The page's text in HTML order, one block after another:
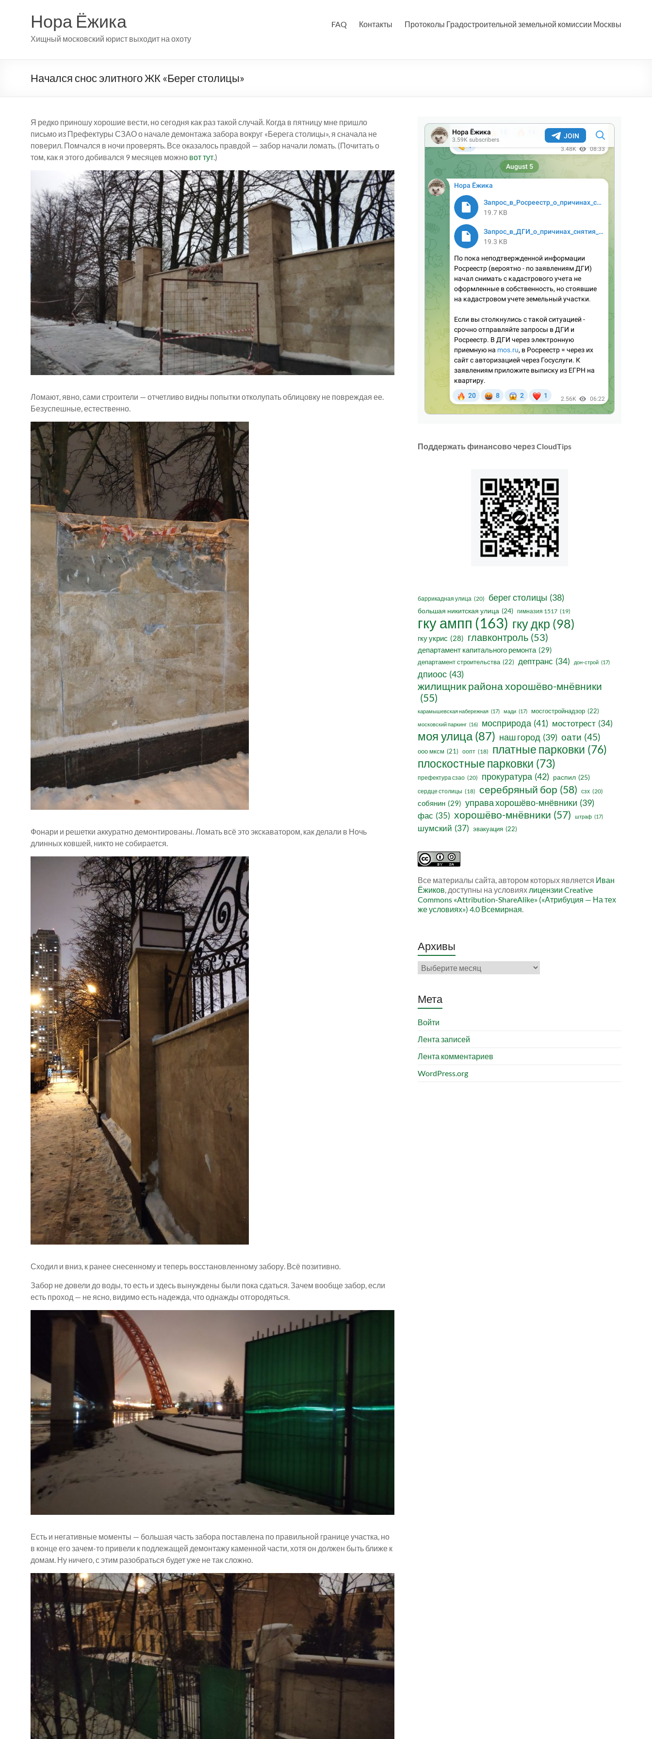
содержимомуНора Ёжика
Хищный московский юрист выходит на охоту
FAQ Контакты Протоколы Градостроительной земельной комиссии Москвы
Начался снос элитного ЖК «Берег столицы»
Я редко приношу хорошие вести, но сегодня как раз такой случай. Когда в пятницу мне пришло
письмо из Префектуры СЗАО о начале демонтажа забора вокруг «Берега столицы», я сначала не
поверил. Помчался в ночи проверять. Все оказалось правдой — забор начали ломать. (Почитать о
том, как я этого добивался 9 месяцев можно вот тут.)
Ломают, явно, сами строители — отчетливо видны попытки отколупать облицовку не повреждая ее.
Безуспешные, естественно.
Фонари и решетки аккуратно демонтированы. Ломать всё это экскаватором, как делали в Ночь
длинных ковшей, никто не собирается.
Сходил и вниз, к ранее снесенному и теперь восстановленному забору. Всё позитивно.
Забор не довели до воды, то есть и здесь вынуждены были пока сдаться. Зачем вообще забор, если
есть проход — не ясно, видимо есть надежда, что однажды отгородяться.
Есть и негативные моменты — большая часть забора поставлена по правильной границе участка, но
в конце его зачем-то привели к подлежащей демонтажу каменной части, хотя он должен быть ближе к
домам. Ну ничего, с этим разобраться будет уже не так сложно.
Поддержать финансово через CloudTips
баррикадная улица (20) берег столицы (38)
большая никитская улица (24) гимназия 1517 (19)
гку ампп (163) гку дкр (98)
гку укрис (28) главконтроль (53)
департамент капитального ремонта (29)
департамент строительства (22) дептранс (34) дон-строй (17)
дпиоос (43)
жилищник района хорошёво-мнёвники
(55)
карамышевская набережная (17) мади (17) мосгостройнадзор (22)
московский паркинг (16) мосприрода (41) мостотрест (34)
моя улица (87) наш город (39) оати (45)
ооо мксм (21) оопт (18) платные парковки (76)
плоскостные парковки (73)
префектура сзао (20) прокуратура (42) распил (25)
сердце столицы (18) серебряный бор (58) сзх (20)
собянин (29) управа хорошёво-мнёвники (39)
фас (35) хорошёво-мнёвники (57) штраф (17)
шумский (37) эвакуация (22)
Все материалы сайта, автором которых является Иван
Ёжиков, доступны на условиях лицензии Creative
Commons «Attribution-ShareAlike» («Атрибуция — На тех
же условиях») 4.0 Всемирная.
Архивы
Архивы
Мета
Войти
Лента записей
Лента комментариев
WordPress.org